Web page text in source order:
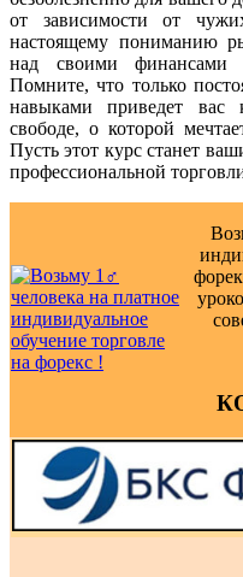
от зависимости от
настоящему пониманию
над своими финансами
Помните, что только
навыками приведет
свободе, о которой
Пусть этот курс станет
профессиональной